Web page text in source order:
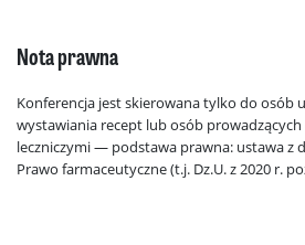
Nota prawna
Konferencja jest skierowana tylko do osób
wystawiania recept lub osób
leczniczymi — podstawa prawna: ustawa z
Prawo farmaceutyczne (t.j. Dz.U. z 2020 r.